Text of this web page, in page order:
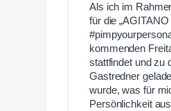
Als ich im
für die
kommenden
stattfindet und zu
Gastredner
wurde, was für
Persönlichkeit